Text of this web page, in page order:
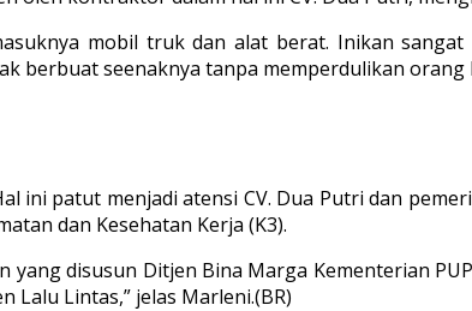
mobil truk dan alat berat. Inikan sangat
berbuat seenaknya tanpa memperdulikan orang
patut menjadi atensi CV. Dua Putri dan
dan Kesehatan Kerja (K3).
yang disusun Ditjen Bina Marga Kementerian
Lalu Lintas,” jelas Marleni.(BR)